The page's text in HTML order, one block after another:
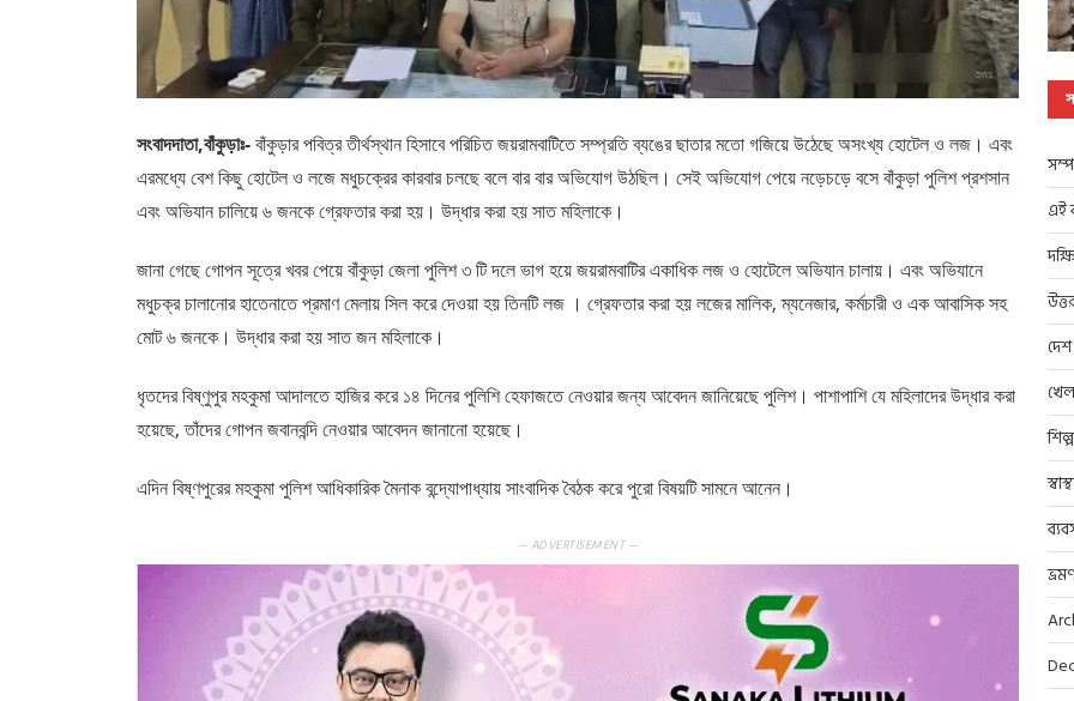
সংবাদদাতা,বাঁকুড়াঃ-বাঁকুড়ার পবিত্র তীর্থস্থান হিসাবে পরিচিত জয়রামবাটিতে সম্প্রতি ব্যঙের ছাতার মতো গজিয়ে উঠেছে অসংখ্য হোটেল ও লজ। এবং
এরমধ্যে বেশ কিছু হোটেল ও লজে মধুচক্রের কারবার চলছে বলে বার বার অভিযোগ উঠছিল। সেই অভিযোগ পেয়ে নড়েচড়ে বসে বাঁকুড়া পুলিশ প্রশসান
এবং অভিযান চালিয়ে ৬ জনকে গ্রেফতার করা হয়। উদ্ধার করা হয় সাত মহিলাকে।
জানা গেছে গোপন সূত্রে খবর পেয়ে বাঁকুড়া জেলা পুলিশ ৩ টি দলে ভাগ হয়ে জয়রামবাটির একাধিক লজ ও হোটেলে অভিযান চালায়। এবং অভিযানে
মধুচক্র চালানোর হাতেনাতে প্রমাণ মেলায় সিল করে দেওয়া হয় তিনটি লজ । গ্রেফতার করা হয় লজের মালিক, ম্যনেজার, কর্মচারী ও এক আবাসিক সহ
মোট ৬ জনকে। উদ্ধার করা হয় সাত জন মহিলাকে।
ধৃতদের বিষ্ণুপুর মহকুমা আদালতে হাজির করে ১৪ দিনের পুলিশি হেফাজতে নেওয়ার জন্য আবেদন জানিয়েছে পুলিশ। পাশাপাশি যে মহিলাদের উদ্ধার করা
হয়েছে, তাঁদের গোপন জবানবন্দি নেওয়ার আবেদন জানানো হয়েছে।
এদিন বিষ্ণপুরের মহকুমা পুলিশ আধিকারিক মৈনাক বন্দ্যোপাধ্যায় সাংবাদিক বৈঠক করে পুরো বিষয়টি সামনে আনেন।
— ADVERTISEMENT —
এই